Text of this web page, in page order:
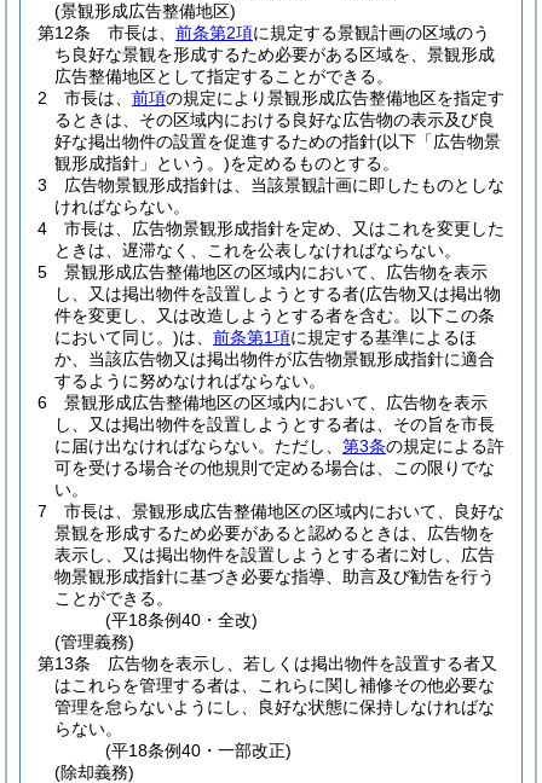
(景観形成広告整備地区)
第12条
市長は、 前条第2項に規定する景観計画の区域のう
ち良好な景観を形成するため必要がある区域を、景観形成
広告整備地区として指定することができる。
2
市長は、 前項の規定により景観形成広告整備地区を指定す
るときは、その区域内における良好な広告物の表示及び良
好な掲出物件の設置を促進するための指針(以下「広告物景
観形成指針」という。)を定めるものとする。
3
広告物景観形成指針は、当該景観計画に即したものとしな
ければならない。
4
市長は、広告物景観形成指針を定め、又はこれを変更した
ときは、遅滞なく、これを公表しなければならない。
5
景観形成広告整備地区の区域内において、広告物を表示
し、又は掲出物件を設置しようとする者(広告物又は掲出物
件を変更し、又は改造しようとする者を含む。以下この条
において同じ。)は、 前条第1項に規定する基準によるほ
か、当該広告物又は掲出物件が広告物景観形成指針に適合
するように努めなければならない。
6
景観形成広告整備地区の区域内において、広告物を表示
し、又は掲出物件を設置しようとする者は、その旨を市長
に届け出なければならない。 ただし、 第3条の規定による許
可を受ける場合その他規則で定める場合は、この限りでな
い。
7
市長は、景観形成広告整備地区の区域内において、良好な
景観を形成するため必要があると認めるときは、広告物を
表示し、又は掲出物件を設置しようとする者に対し、広告
物景観形成指針に基づき必要な指導、助言及び勧告を行う
ことができる。
(平18条例40・全改)
(管理義務)
第13条
広告物を表示し、若しくは掲出物件を設置する者又
はこれらを管理する者は、これらに関し補修その他必要な
管理を怠らないようにし、良好な状態に保持しなければな
らない。
(平18条例40・一部改正)
(除却義務)